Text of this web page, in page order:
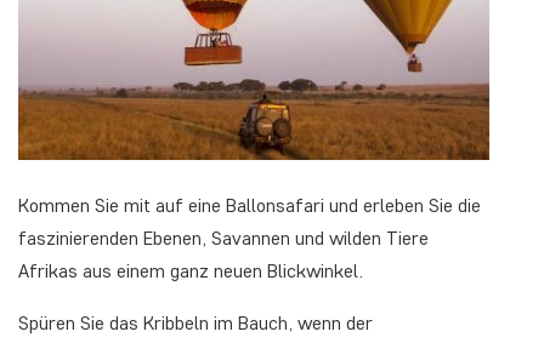
Kommen Sie mit auf eine Ballonsafari und erleben Sie die
faszinierenden Ebenen, Savannen und wilden Tiere
Afrikas aus einem ganz neuen Blickwinkel.
Spüren Sie das Kribbeln im Bauch, wenn der